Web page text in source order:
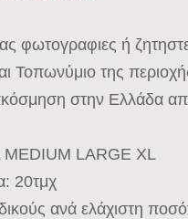
φωτογραφιες ή
Τοπωνύμιο της
στην Ελλάδα
MEDIUM LARGE XL
20τμχ
ανά ελάχιστη